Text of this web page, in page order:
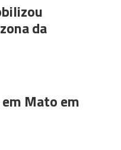
da
Mato em